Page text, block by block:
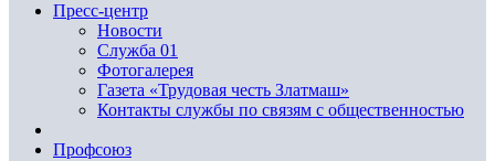
Пресс-центр
Новости
Служба 01
Фотогалерея
Газета «Трудовая честь Златмаш»
Контакты службы по связям с общественностью
Профсоюз